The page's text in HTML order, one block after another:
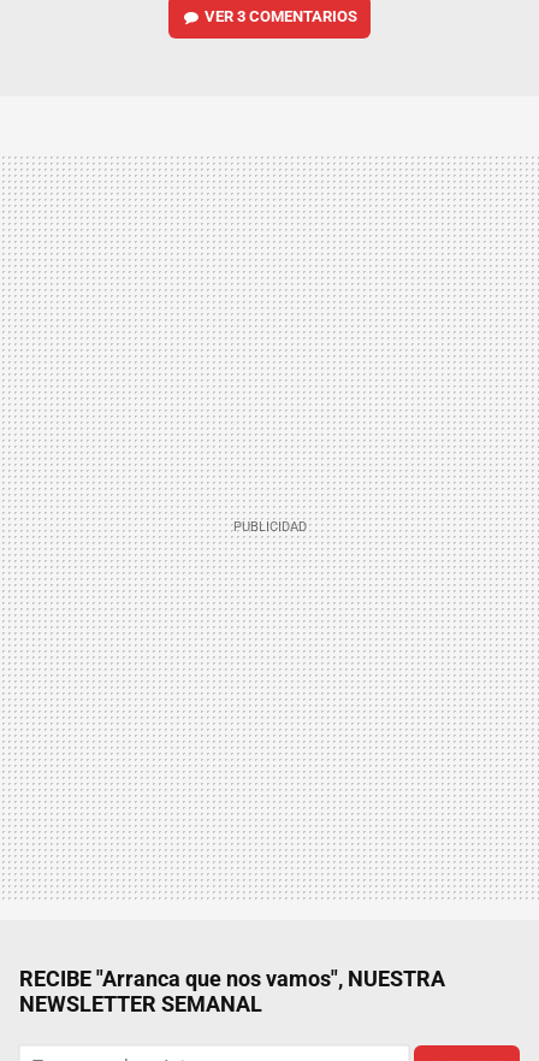
VER3 COMENTARIOS
RECIBE "Arranca que nos vamos", NUESTRA
NEWSLETTER SEMANAL